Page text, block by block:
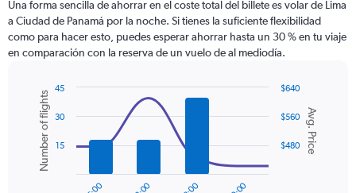
categories.
The
chart
has
axis
displaying
values.
Range:
Una forma sencilla de ahorrar en el coste total del billete es volar de Lima
a Ciudad de Panamá por la noche. Si tienes la suficiente flexibilidad
como para hacer esto, puedes esperar ahorrar hasta un 30 % en tu viaje
en comparación con la reserva de un vuelo de al mediodía.
Combination
chart
with
data
series.
Chart
graphic.
Avg. Price
Number of flights $480
$560
$640
15
30
45